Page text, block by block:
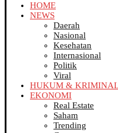
HOME
NEWS
Daerah
Nasional
Kesehatan
Internasional
Politik
Viral
HUKUM &
EKONOMI
Real Estate
Saham
Trending